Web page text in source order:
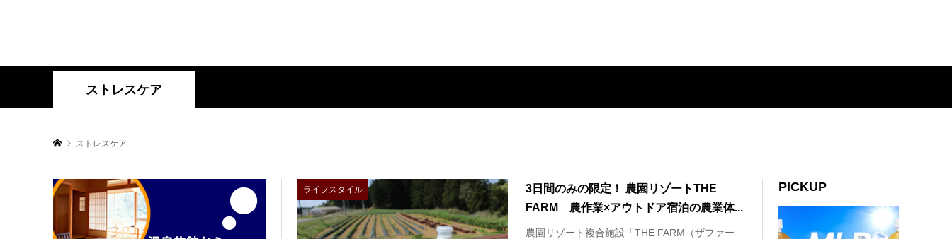
ストレスケア
ストレスケア
ライフスタイル
3日間のみの限定！ 農園リゾートTHE
FARM 農作業×アウトドア宿泊の農業体...
農園リゾート複合施設「THE FARM（ザファー
PICKUP